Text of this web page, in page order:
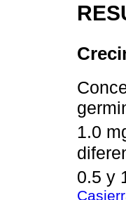
1.0
0.5 y